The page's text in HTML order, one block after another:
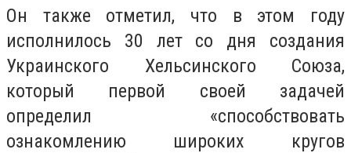
Он также отметил, что в этом году
исполнилось 30 лет со дня создания
Украинского Хельсинского Союза,
который первой своей задачей
определил «способствовать
ознакомлению широких кругов